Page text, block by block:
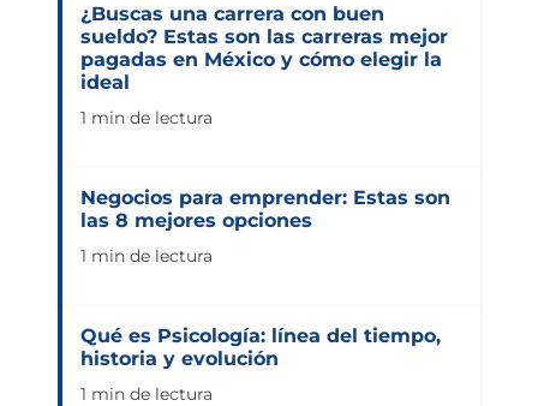
¿Buscas una carrera con buen
sueldo? Estas son las carreras mejor
pagadas en México y cómo elegir la
ideal
1 min de lectura
Negocios para emprender: Estas son
las 8 mejores opciones
1 min de lectura
Qué es Psicología: línea del tiempo,
historia y evolución
1 min de lectura